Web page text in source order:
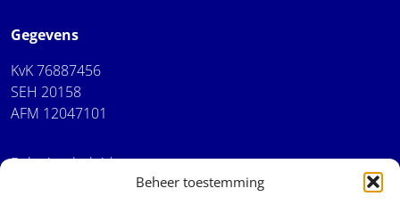
Beheer toestemming
Gegevens
KvK 76887456
SEH 20158
AFM 12047101
Beloningsbeleid